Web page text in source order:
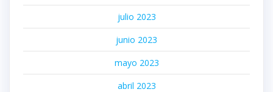
julio 2023
junio 2023
mayo 2023
abril 2023